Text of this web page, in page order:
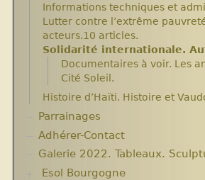
Informations techniques et
Lutter contre l’extrême
acteurs.10 articles.
Solidarité internationale.
Documentaires à voir. Les
Cité Soleil.
Histoire d’Haïti. Histoire et
Parrainages
Adhérer-Contact
Galerie 2022. Tableaux.
Esol Bourgogne